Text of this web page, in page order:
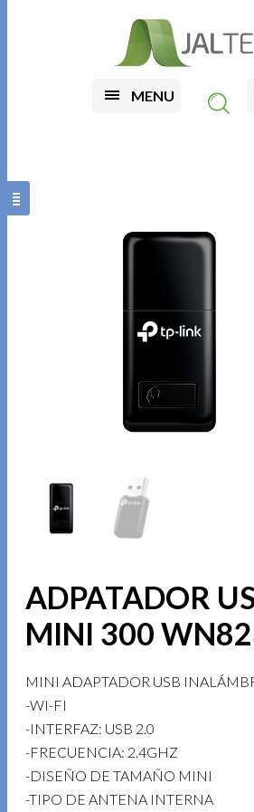
MENU
ADPATADOR
MINI 300
MINI ADAPTADOR USB
-WI-FI
-INTERFAZ: USB 2.0
-FRECUENCIA: 2.4GHZ
-DISEÑO DE TAMAÑO MINI
-TIPO DE ANTENA INTERNA